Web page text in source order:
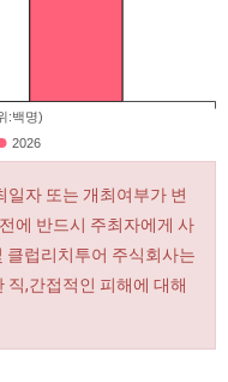
:백명)
2026
일자 또는 개최여부가 변
에 반드시 주최자에게 사
클럽리치투어 주식회사는
직,간접적인 피해에 대해